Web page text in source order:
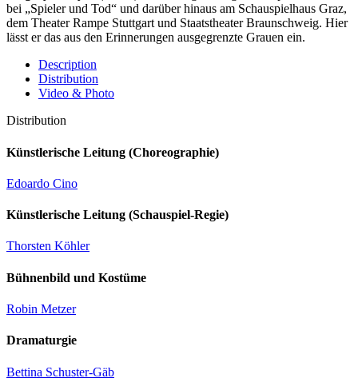
bei „Spieler und Tod“ und darüber hinaus am Schauspielhaus Graz,
dem Theater Rampe Stuttgart und Staatstheater Braunschweig. Hier
lässt er das aus den Erinnerungen ausgegrenzte Grauen ein.
Description
Distribution
Video & Photo
Distribution
Künstlerische Leitung (Choreographie)
Edoardo Cino
Künstlerische Leitung (Schauspiel-Regie)
Thorsten Köhler
Bühnenbild und Kostüme
Robin Metzer
Dramaturgie
Bettina Schuster-Gäb